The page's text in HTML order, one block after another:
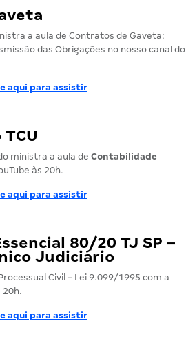
a aula de Contratos de Gaveta:
das Obrigações no nosso canal do
aqui para assistir
ministra a aula de Contabilidade
às 20h.
aqui para assistir
80/20 TJ SP –
Judiciário
Civil – Lei 9.099/1995 com a
20h.
aqui para assistir